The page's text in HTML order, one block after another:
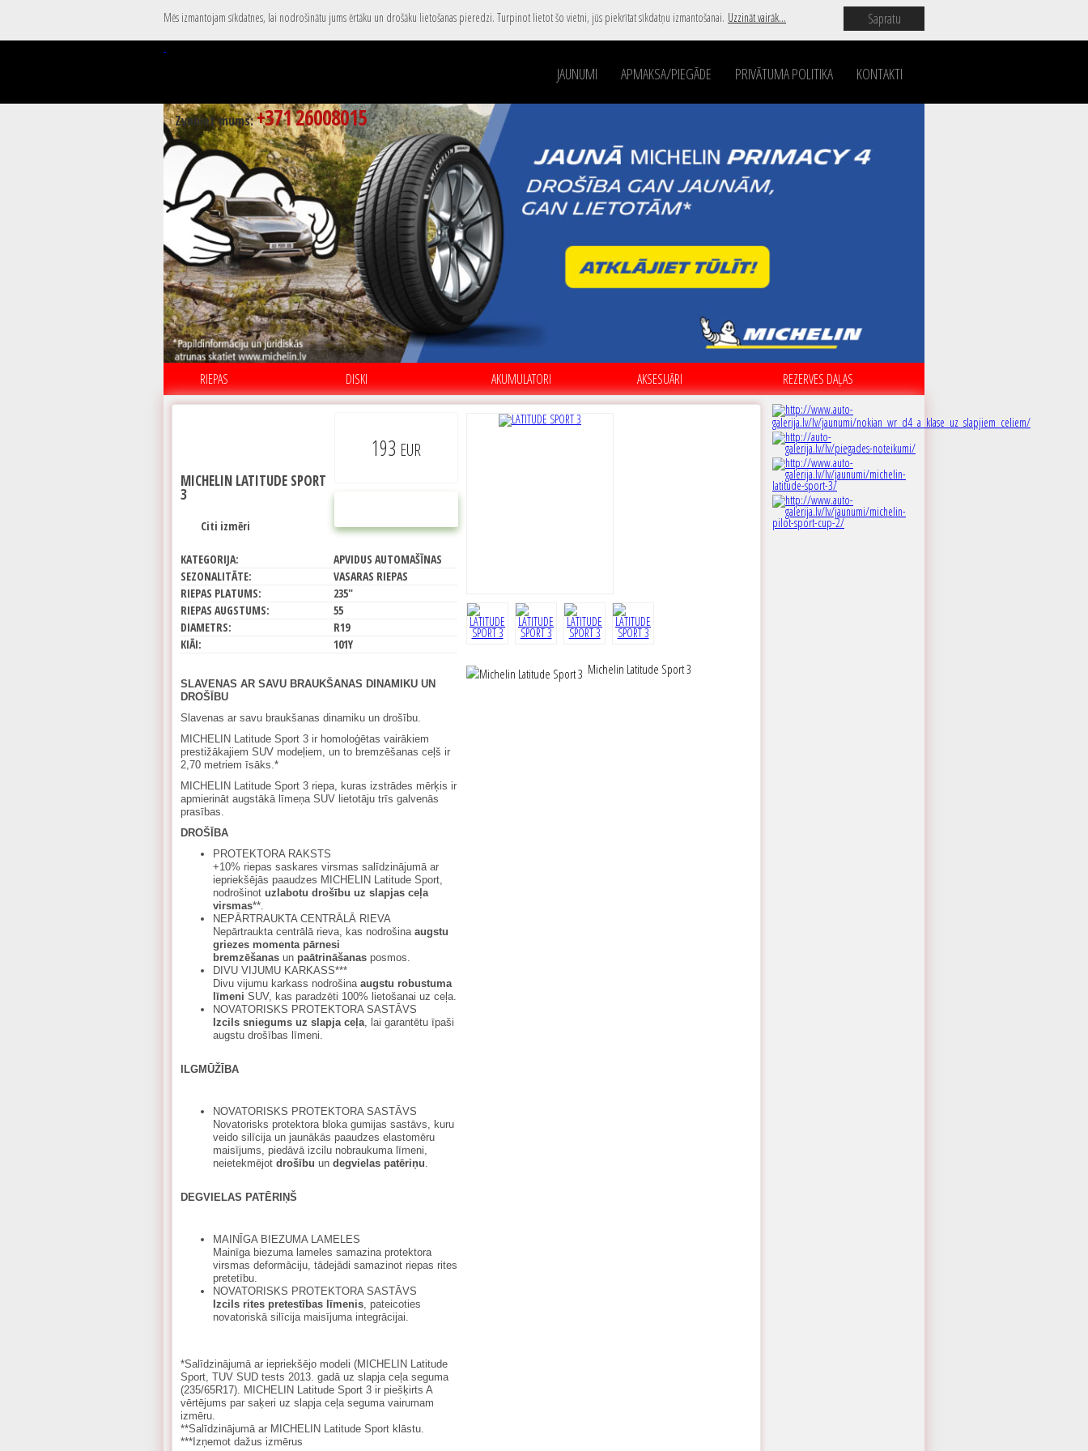
Mēs izmantojam sīkdatnes, lai nodrošinātu jums ērtāku un drošāku lietošanas pieredzi. Turpinot lietot šo vietni, jūs piekrītat sīkdatņu izmantošanai. Uzzināt vairāk... Sapratu
JAUNUMI APMAKSA/PIEGĀDE PRIVĀTUMA POLITIKA KONTAKTI
Zvaniet mums:+371 26008015
RIEPAS DISKI AKUMULATORI AKSESUĀRI REZERVES DAĻAS
193 EUR
MICHELIN LATITUDE SPORT
3
Citi izmēri
KATEGORIJA:
APVIDUS AUTOMAŠĪNAS
SEZONALITĀTE:
VASARAS RIEPAS
RIEPAS PLATUMS:
235"
RIEPAS AUGSTUMS:
55
DIAMETRS:
R19
KIĀI:
101Y
SLAVENAS AR SAVU BRAUKŠANAS DINAMIKU UN
DROŠĪBU
Slavenas ar savu braukšanas dinamiku un drošību.
MICHELIN Latitude Sport 3 ir homoloģētas vairākiem
prestižākajiem SUV modeļiem, un to bremzēšanas ceļš ir
2,70 metriem īsāks.*
MICHELIN Latitude Sport 3 riepa, kuras izstrādes mērķis ir
apmierināt augstākā līmeņa SUV lietotāju trīs galvenās
prasības.
DROŠĪBA
PROTEKTORA RAKSTS
+10% riepas saskares virsmas salīdzinājumā ar
iepriekšējās paaudzes MICHELIN Latitude Sport,
nodrošinot uzlabotu drošību uz slapjas ceļa
virsmas**.
NEPĀRTRAUKTA CENTRĀLĀ RIEVA
Nepārtraukta centrālā rieva, kas nodrošina augstu
griezes momenta pārnesi
bremzēšanas un paātrināšanas posmos.
DIVU VIJUMU KARKASS***
Divu vijumu karkass nodrošina augstu robustuma
līmeni SUV, kas paradzēti 100% lietošanai uz ceļa.
NOVATORISKS PROTEKTORA SASTĀVS
Izcils sniegums uz slapja ceļa, lai garantētu īpaši
augstu drošības līmeni.
ILGMŪŽĪBA
NOVATORISKS PROTEKTORA SASTĀVS
Novatorisks protektora bloka gumijas sastāvs, kuru
veido silīcija un jaunākās paaudzes elastomēru
maisījums, piedāvā izcilu nobraukuma līmeni,
neietekmējot drošību un degvielas patēriņu.
DEGVIELAS PATĒRIŅŠ
MAINĪGA BIEZUMA LAMELES
Mainīga biezuma lameles samazina protektora
virsmas deformāciju, tādejādi samazinot riepas rites
pretetību.
NOVATORISKS PROTEKTORA SASTĀVS
Izcils rites pretestības līmenis, pateicoties
novatoriskā silīcija maisījuma integrācijai.
*Salīdzinājumā ar iepriekšējo modeli (MICHELIN Latitude
Sport, TUV SUD tests 2013. gadā uz slapja ceļa seguma
(235/65R17). MICHELIN Latitude Sport 3 ir piešķirts A
vērtējums par saķeri uz slapja ceļa seguma vairumam
izmēru.
**Salīdzinājumā ar MICHELIN Latitude Sport klāstu.
***Izņemot dažus izmērus
Michelin Latitude Sport 3